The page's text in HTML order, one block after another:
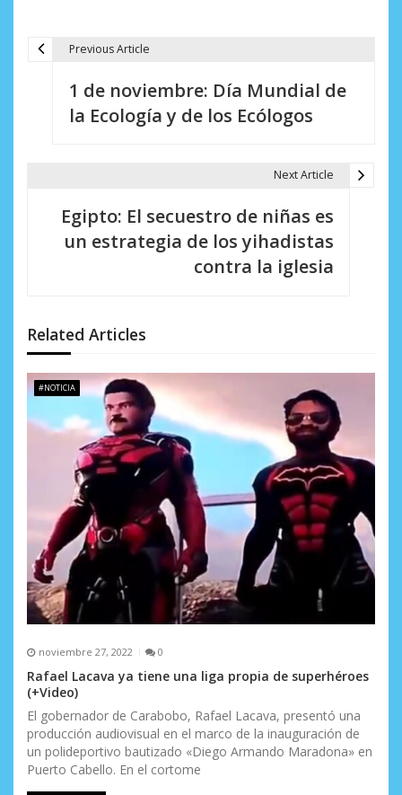
ó
n
d
e
r
a
d
a
s
Previous Article
1 de noviembre: Día Mundial de
la Ecología y de los Ecólogos
Next Article
Egipto: El secuestro de niñas es
un estrategia de los yihadistas
contra la iglesia
Related Articles
#NOTICIA
noviembre 27, 2022 0
Rafael Lacava ya tiene una liga propia de superhéroes
(+Video)
El gobernador de Carabobo, Rafael Lacava, presentó una
producción audiovisual en el marco de la inauguración de
un polideportivo bautizado «Diego Armando Maradona» en
Puerto Cabello. En el cortome